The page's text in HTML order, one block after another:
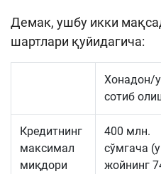
Демак, ушбу икки
шартлари қуйидагича:
Хонадон/
сотиб
Кредитнинг
максимал
миқдори
400 млн.
сўмгача
жойнинг